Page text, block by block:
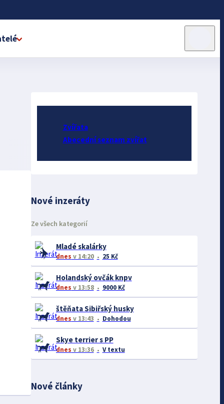
Zvířata
Abecední seznam zvířat
Nové inzeráty
Ze všech kategorií
Mladé skalárky
dnes v 14:20 25 Kč
Holandský ovčák knpv
dnes v 13:58 9000 Kč
štěňata Sibiřský husky
dnes v 13:43 Dohodou
Skye terrier s PP
dnes v 13:36 V textu
Nové články